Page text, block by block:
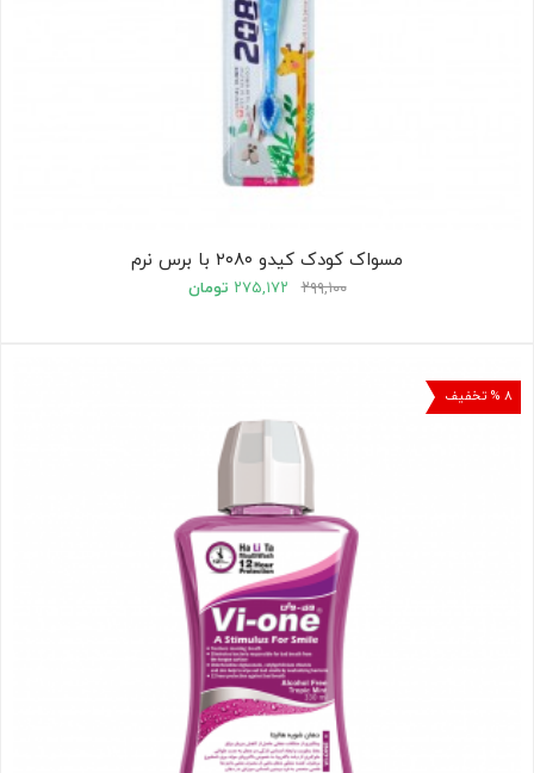
مسواک کودک کیدو ۲۰۸۰ با برس نرم
۲۹۹,۱۰۰ ۲۷۵,۱۷۲ تومان
۸ % تخفیف